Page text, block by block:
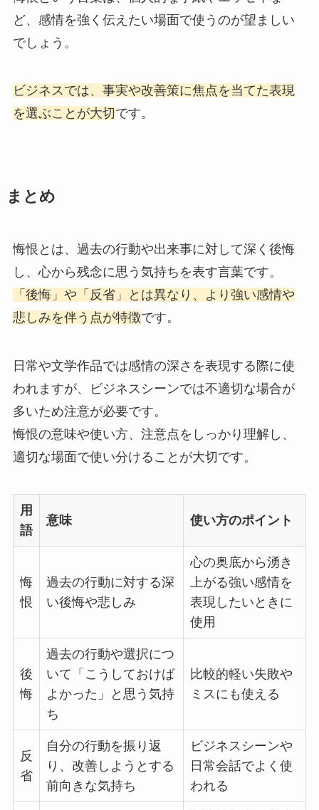
ど、感情を強く伝えたい場面で使うのが望ましい
でしょう。
ビジネスでは、事実や改善策に焦点を当てた表現
を選ぶことが大切 です。
まとめ
悔恨とは、過去の行動や出来事に対して深く後悔
し、心から残念に思う気持ちを表す言葉です。
「後悔」や「反省」とは異なり、より強い感情や
悲しみを伴う点が特徴です。
日常や文学作品では感情の深さを表現する際に使
われますが、ビジネスシーンでは不適切な場合が
多いため注意が必要です。
悔恨の意味や使い方、注意点をしっかり理解し、
適切な場面で使い分けることが大切です。
用
語
意味 使い方のポイント
悔
恨
過去の行動に対する深
い後悔や悲しみ
心の奥底から湧き
上がる強い感情を
表現したいときに
使用
後
悔
過去の行動や選択につ
いて「こうしておけば
よかった」と思う気持
ち
比較的軽い失敗や
ミスにも使える
反
省
自分の行動を振り返
り、改善しようとする
前向きな気持ち
ビジネスシーンや
日常会話でよく使
われる